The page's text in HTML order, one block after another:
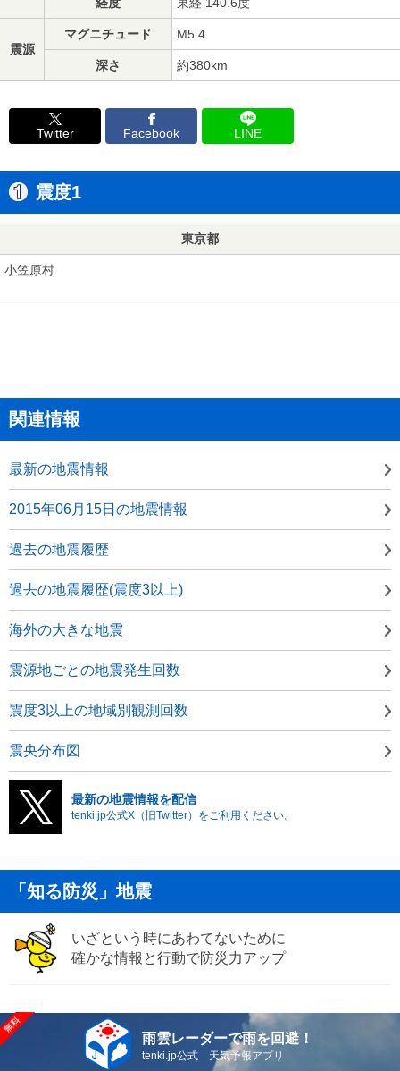
震源
マグニチュード M5.4
深さ 約380km
Twitter Facebook LINE
震度1
東京都
小笠原村
関連情報
最新の地震情報
2015年06月15日の地震情報
過去の地震履歴
過去の地震履歴(震度3以上)
海外の大きな地震
震源地ごとの地震発生回数
震度3以上の地域別観測回数
震央分布図
最新の地震情報を配信
tenki.jp公式X（旧Twitter）をご利用ください。
「知る防災」地震
いざという時にあわてないために
確かな情報と行動で防災力アップ
雨雲レーダーで雨を回避！
tenki.jp公式 天気予報アプリ